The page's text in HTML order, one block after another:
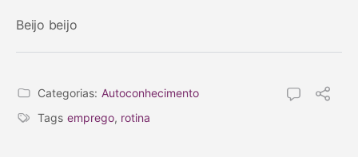
Beijo beijo
Categorias: Autoconhecimento
Tags emprego, rotina